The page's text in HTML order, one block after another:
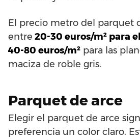
El precio metro del parquet
entre 20-30 euros/m² para
40-80 euros/m² para las
maciza de roble gris.
Parquet de arce
Elegir el parquet de arce
preferencia un color claro.